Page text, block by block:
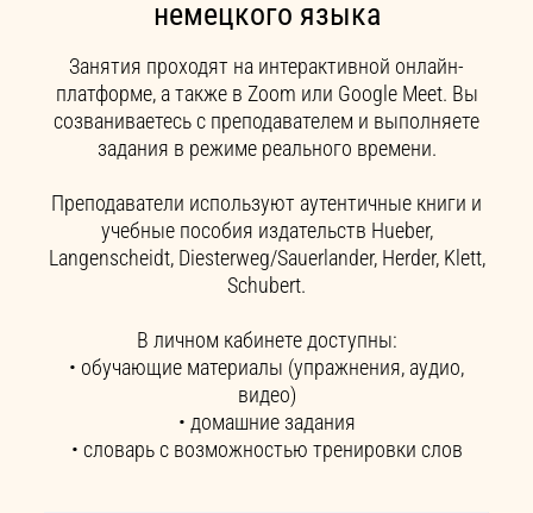
немецкого языка
Занятия проходят на интерактивной онлайн-
платформе, а также в Zoom или Google Meet. Вы
созваниваетесь с преподавателем и выполняете
задания в режиме реального времени.
Преподаватели используют аутентичные книги и
учебные пособия издательств Hueber,
Langenscheidt, Diesterweg/Sauerlander, Herder, Klett,
Schubert.
В личном кабинете доступны:
• обучающие материалы (упражнения, аудио,
видео)
• домашние задания
• словарь с возможностью тренировки слов